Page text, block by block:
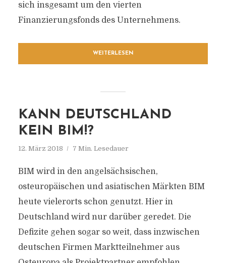
sich insgesamt um den vierten
Finanzierungsfonds des Unternehmens.
WEITERLESEN
KANN DEUTSCHLAND
KEIN BIM!?
12. März 2018 7 Min. Lesedauer
BIM wird in den angelsächsischen,
osteuropäischen und asiatischen Märkten BIM
heute vielerorts schon genutzt. Hier in
Deutschland wird nur darüber geredet. Die
Defizite gehen sogar so weit, dass inzwischen
deutschen Firmen Marktteilnehmer aus